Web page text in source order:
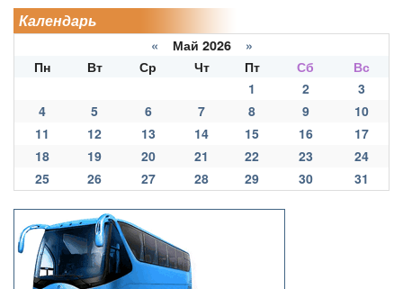
Календарь
« Май 2026 »
Пн
Вт Ср Чт Пт Сб
Вс
1
2
3
4
5 6 7 8 9
10
11
12 13 14 15 16
17
18
19 20 21 22 23
24
25
26 27 28 29 30 31